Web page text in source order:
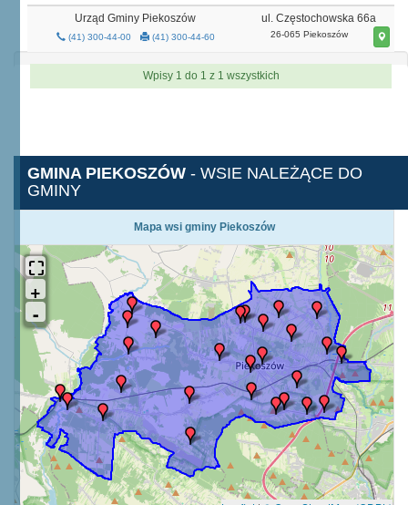
Urząd Gminy Piekoszów
(41) 300-44-00 (41) 300-44-60
ul. Częstochowska 66a
26-065 Piekoszów
Wpisy 1 do 1 z 1 wszystkich
GMINA PIEKOSZÓW - WSIE NALEŻĄCE DO
GMINY
Mapa wsi gminy Piekoszów